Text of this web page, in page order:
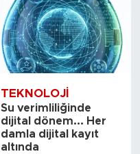
TEKNOLOJI
Su verimliliğinde
dijital dönem... Her
damla dijital kayıt
altında